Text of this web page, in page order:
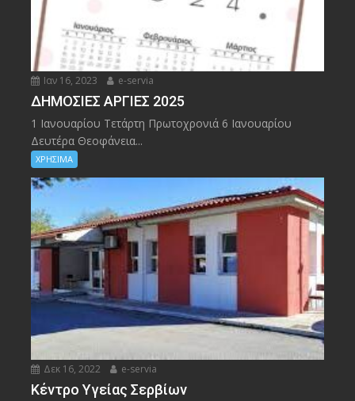
Ιαν 16, 2023 e-servia
ΔΗΜΟΣΙΕΣ ΑΡΓΙΕΣ 2025
1 Ιανουαρίου Τετάρτη Πρωτοχρονιά 6 Ιανουαρίου
Δευτέρα Θεοφάνεια...
ΧΡΗΣΙΜΑ
Δεκ 16, 2022 e-servia
Kέντρο Υγείας Σερβίων